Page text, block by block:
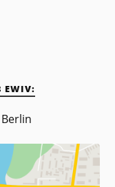
EWIV: